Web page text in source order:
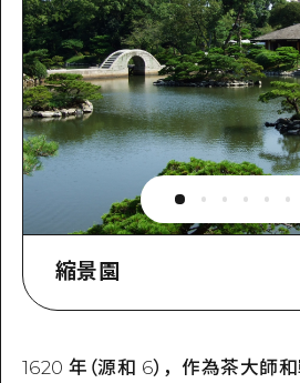
縮景園
1620 年（源和 6），作為茶大師